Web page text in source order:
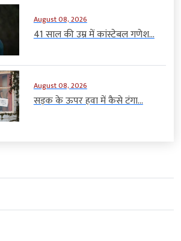
August 08, 2026
41 साल की उम्र में कांस्टेबल गणेश...
August 08, 2026
सड़क के ऊपर हवा में कैसे टंगा...